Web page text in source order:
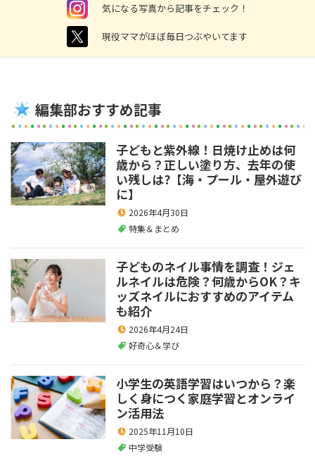
instagram 気になる写真から記事をチェック！
twitter 現役ママがほぼ毎日つぶやいてます
編集部おすすめ記事
子どもと紫外線！日焼け止めは何
歳から？正しい塗り方、去年の使
い残しは?【海・プール・屋外遊び
に】
2026年4月30日
特集＆まとめ
子どものネイル事情を調査！ジェ
ルネイルは危険？何歳からOK？キ
ッズネイルにおすすめのアイテム
も紹介
2026年4月24日
好奇心＆学び
小学生の英語学習はいつから？楽
しく身につく家庭学習とオンライ
ン活用法
2025年11月10日
中学受験